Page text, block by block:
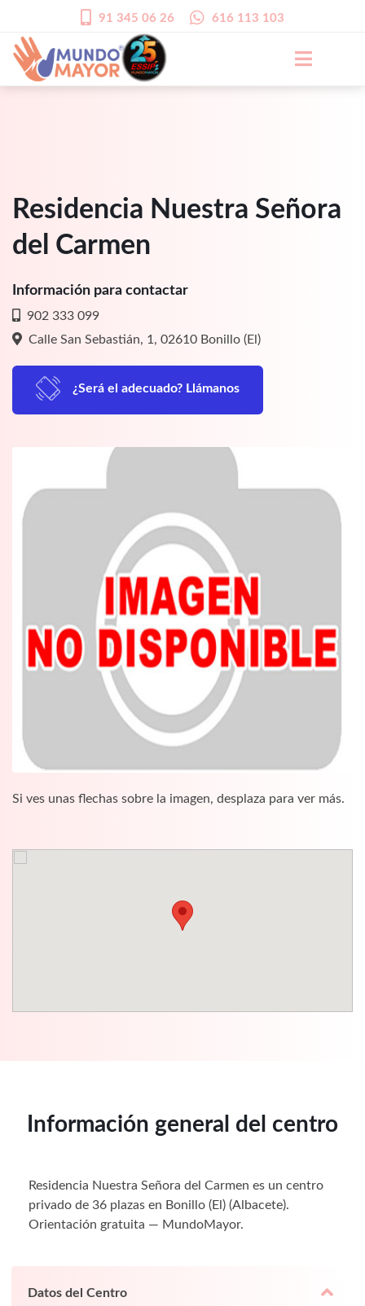
91 345 06 26 616 113 103
Residencia Nuestra Señora
del Carmen
Información para contactar
902 333 099
Calle San Sebastián, 1, 02610 Bonillo (El)
¿Será el adecuado? Llámanos
Si ves unas flechas sobre la imagen, desplaza para ver más.
Información general del centro
Residencia Nuestra Señora del Carmen es un centro
privado de 36 plazas en Bonillo (El) (Albacete).
Orientación gratuita — MundoMayor.
Datos del Centro